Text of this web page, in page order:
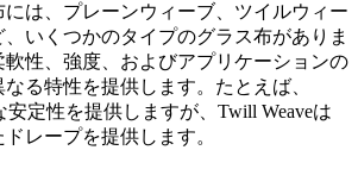
は、プレーンウィーブ、ツイルウィー
いくつかのタイプのグラス布がありま
性、強度、およびアプリケーションの
る特性を提供します。たとえば、
安定性を提供しますが、Twill Weaveは
レープを提供します。